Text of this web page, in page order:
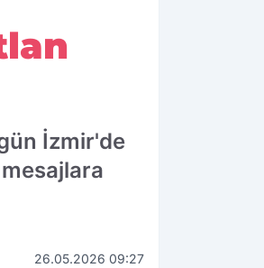
İzmir'de
26.05.2026 09:27